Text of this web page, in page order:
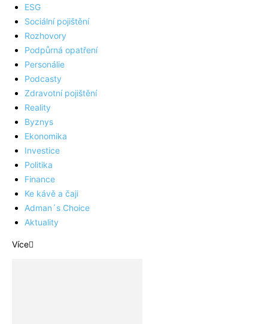
ESG
Sociální pojištění
Rozhovory
Podpůrná opatření
Personálie
Podcasty
Zdravotní pojištění
Reality
Byznys
Ekonomika
Investice
Politika
Finance
Ke kávě a čaji
Adman´s Choice
Aktuality
Více